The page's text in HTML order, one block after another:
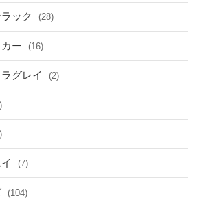
ック (28)
ー (16)
グレイ (2)
(7)
(104)